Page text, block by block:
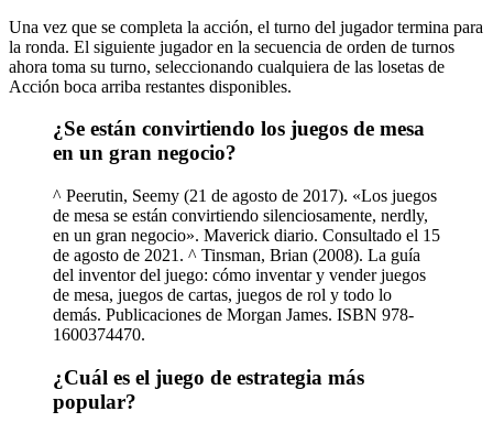
Una vez que se completa la acción, el turno del jugador termina para
la ronda. El siguiente jugador en la secuencia de orden de turnos
ahora toma su turno, seleccionando cualquiera de las losetas de
Acción boca arriba restantes disponibles.
¿Se están convirtiendo los juegos de mesa
en un gran negocio?
^ Peerutin, Seemy (21 de agosto de 2017). «Los juegos
de mesa se están convirtiendo silenciosamente, nerdly,
en un gran negocio». Maverick diario. Consultado el 15
de agosto de 2021. ^ Tinsman, Brian (2008). La guía
del inventor del juego: cómo inventar y vender juegos
de mesa, juegos de cartas, juegos de rol y todo lo
demás. Publicaciones de Morgan James. ISBN 978-
1600374470.
¿Cuál es el juego de estrategia más
popular?